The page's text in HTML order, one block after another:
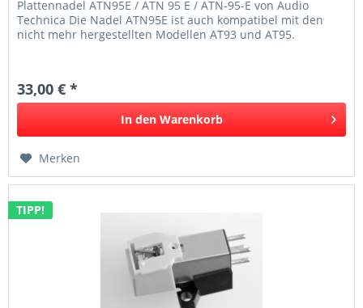
Plattennadel ATN95E / ATN 95 E / ATN-95-E von Audio
Technica Die Nadel ATN95E ist auch kompatibel mit den
nicht mehr hergestellten Modellen AT93 und AT95.
33,00 € *
In den Warenkorb
Merken
TIPP!